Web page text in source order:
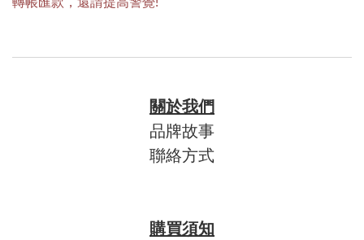
關於我們
品牌故事
聯絡方式
購買須知